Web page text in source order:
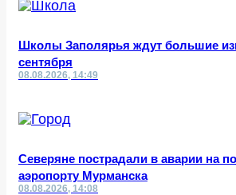
Школы Заполярья ждут большие
сентября
08.08.2026, 14:49
Северяне пострадали в аварии на
аэропорту Мурманска
08.08.2026, 14:08